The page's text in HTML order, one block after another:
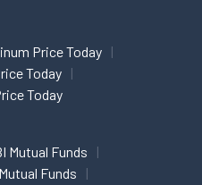
Price Today
Today
Today
Mutual Funds
Funds